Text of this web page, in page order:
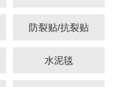
防裂贴/抗裂贴
水泥毯